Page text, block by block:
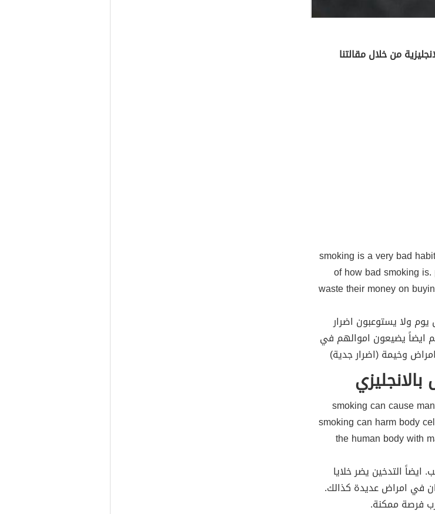
من خلال مقالتنا
smoking is a very bad
of how bad smoking
waste their money on
ولا يستوعبون اضرار
ايضاً يضيعون اموالهم في
وخيمة (اضرار جدية)
smoking can cause
smoking can harm body
the human body with
التدخين يضر خلايا
في امراض عديدة كذالك.
فرصة ممكنة.